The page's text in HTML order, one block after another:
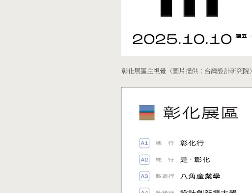
彰化展區主視覺（圖片提供：台灣設計研究院）